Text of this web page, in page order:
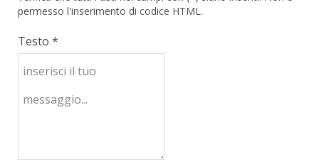
permesso l'inserimento di codice HTML.
Testo *